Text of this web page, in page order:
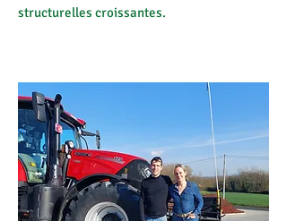
structurelles croissantes.